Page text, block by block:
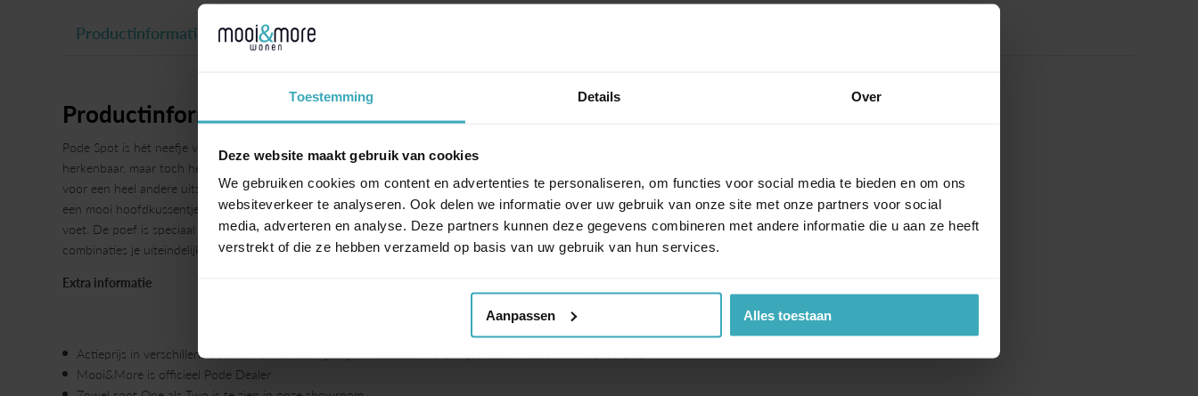
Toestemming Details Over
Deze website maakt gebruik van cookies
We gebruiken cookies om content en advertenties te personaliseren, om functies voor social media te bieden en om ons
websiteverkeer te analyseren. Ook delen we informatie over uw gebruik van onze site met onze partners voor social
media, adverteren en analyse. Deze partners kunnen deze gegevens combineren met andere informatie die u aan ze heeft
verstrekt of die ze hebben verzameld op basis van uw gebruik van hun services.
Aanpassen Alles toestaan
Productinformatie
Productinformatie
Pode Spot is hèt neefje van de bekende Sparkle fauteuil. De familielijnen, getekend door Thijs Smeets, zijn duidelijk
herkenbaar, maar toch heeft Spot een heel eigen gezicht. Zo is de zitting vast gestoffeerd, zonder een los kussen, wat
voor een heel andere uitstraling zorgt. Net als neef Sparkle, is Spot er ook in een hoge en lage uitvoering, met optioneel
een mooi hoofdkussentje voor extra comfort. Daarnaast is er bij elke uitvoering keuze uit een eikenhouten of aluminium
voet. De poef is speciaal voor Spot ontwikkeld waarbij ook twee typen bekledingen te combineren zijn. Welke
combinaties je uiteindelijk kiest, als jij het mooi vindt, zit je altijd Spot-on!
Extra informatie
Actieprijs in verschillende stoffen en nu ook tijdelijk in Steelcut Trio en Quartet en Fusion t/m 31-05-2024.
Mooi&More is officieel Pode Dealer